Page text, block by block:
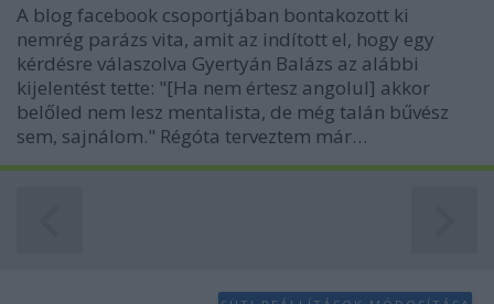
A blog facebook csoportjában bontakozott ki
nemrég parázs vita, amit az indított el, hogy egy
kérdésre válaszolva Gyertyán Balázs az alábbi
kijelentést tette: "[Ha nem értesz angolul] akkor
belőled nem lesz mentalista, de még talán bűvész
sem, sajnálom." Régóta terveztem már…